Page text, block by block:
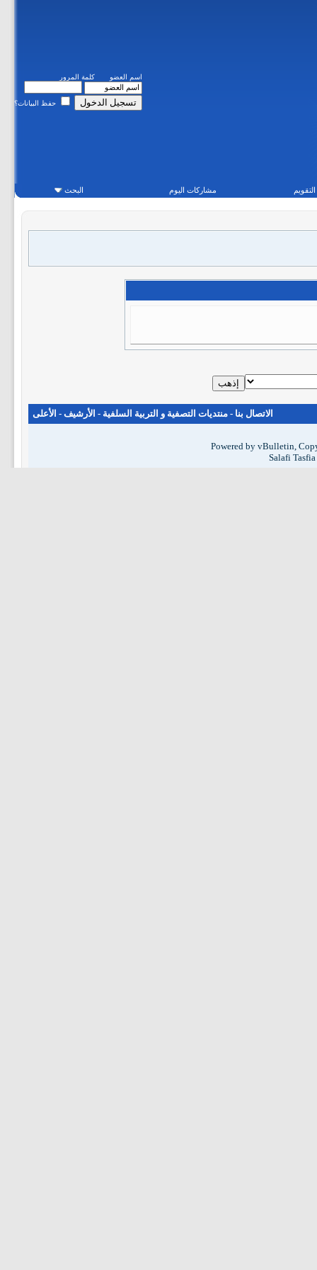
اسم العضو كلمة المرور
حفظ البيانات؟
التقويم مشاركات اليوم البحث
الاتصال بنا - منتديات التصفية و التربية السلفية - الأرشيف - الأعلى
Powered by vBulletin,
Salafi